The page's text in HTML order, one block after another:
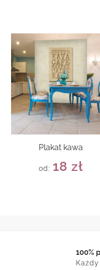
Plakat kawa
od: 18zł
100%